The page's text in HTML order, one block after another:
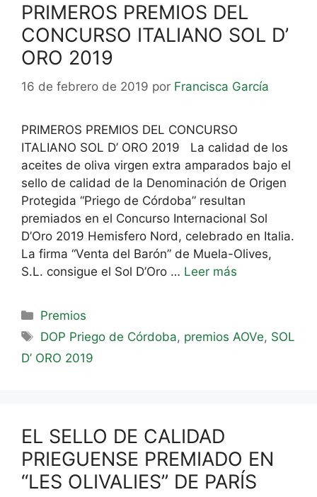
PRIMEROS PREMIOS DEL
CONCURSO ITALIANO SOL D’
ORO 2019
16 de febrero de 2019 por Francisca García
PRIMEROS PREMIOS DEL CONCURSO
ITALIANO SOL D’ ORO 2019 La calidad de los
aceites de oliva virgen extra amparados bajo el
sello de calidad de la Denominación de Origen
Protegida “Priego de Córdoba” resultan
premiados en el Concurso Internacional Sol
D’Oro 2019 Hemisfero Nord, celebrado en Italia.
La firma “Venta del Barón” de Muela-Olives,
S.L. consigue el Sol D’Oro … Leer más
Premios
DOP Priego de Córdoba, premios AOVe, SOL
D’ ORO 2019
EL SELLO DE CALIDAD
PRIEGUENSE PREMIADO EN
“LES OLIVALIES” DE PARÍS